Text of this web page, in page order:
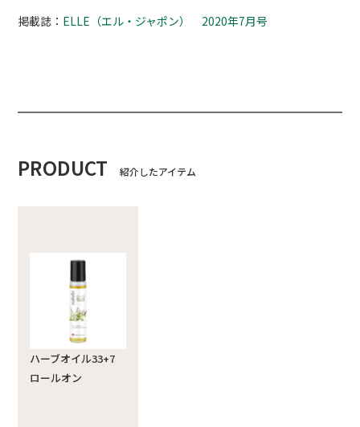
掲載誌： ELLE（エル・ジャポン） 2020年7月号
PRODUCT 紹介したアイテム
ハーブオイル33+7
ロールオン